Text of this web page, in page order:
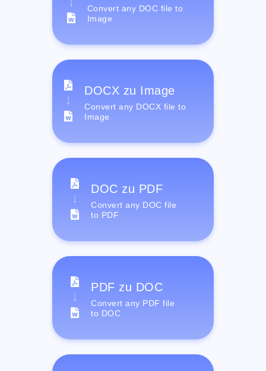
Convert any DOC file to
Image
DOCX zu Image
Convert any DOCX file to
Image
DOC zu PDF
Convert any DOC file
to PDF
PDF zu DOC
Convert any PDF file
to DOC